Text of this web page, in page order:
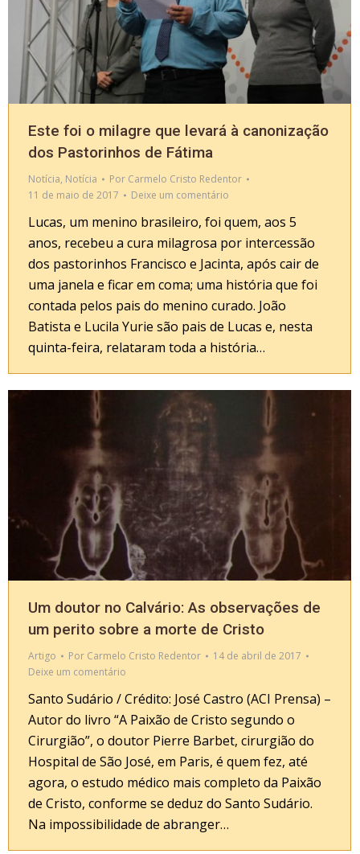
Este foi o milagre que levará à canonização
dos Pastorinhos de Fátima
Notícia, Notícia Por Carmelo Cristo Redentor
11 de maio de 2017
Deixe um comentário
Lucas, um menino brasileiro, foi quem, aos 5
anos, recebeu a cura milagrosa por intercessão
dos pastorinhos Francisco e Jacinta, após cair de
uma janela e ficar em coma; uma história que foi
contada pelos pais do menino curado. João
Batista e Lucila Yurie são pais de Lucas e, nesta
quinta-feira, relataram toda a história…
Um doutor no Calvário: As observações de
um perito sobre a morte de Cristo
Artigo Por Carmelo Cristo Redentor
14 de abril de 2017
Deixe um comentário
Santo Sudário / Crédito: José Castro (ACI Prensa) –
Autor do livro “A Paixão de Cristo segundo o
Cirurgião”, o doutor Pierre Barbet, cirurgião do
Hospital de São José, em Paris, é quem fez, até
agora, o estudo médico mais completo da Paixão
de Cristo, conforme se deduz do Santo Sudário.
Na impossibilidade de abranger…